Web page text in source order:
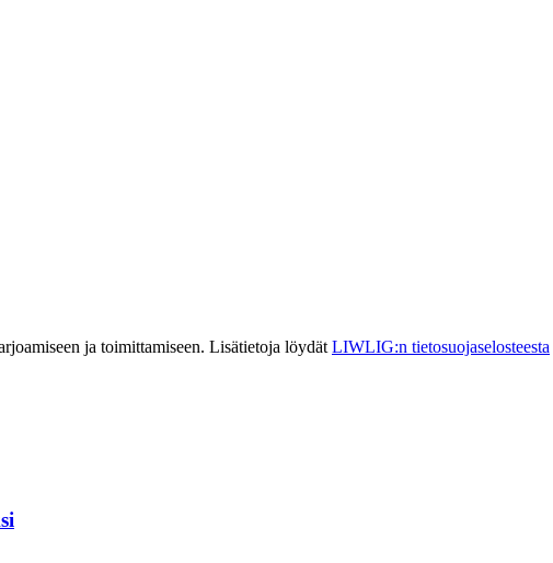
ja toimittamiseen. Lisätietoja löydät LIWLIG:n tietosuojaselosteesta